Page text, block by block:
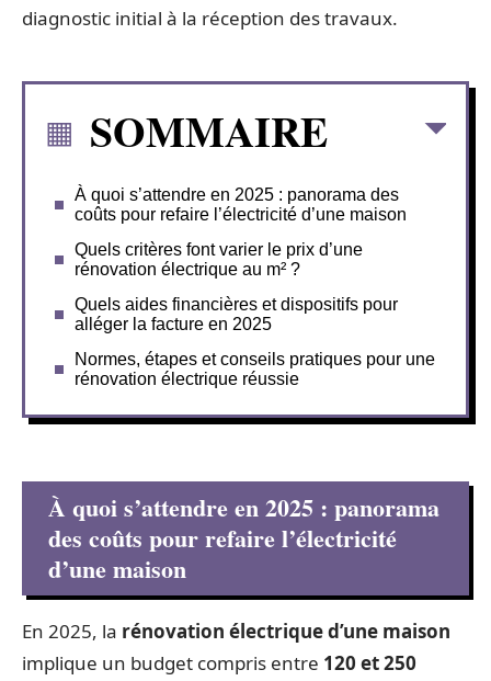
diagnostic initial à la réception des travaux.
SOMMAIRE
À quoi s’attendre en 2025 : panorama des
coûts pour refaire l’électricité d’une maison
Quels critères font varier le prix d’une
rénovation électrique au m² ?
Quels aides financières et dispositifs pour
alléger la facture en 2025
Normes, étapes et conseils pratiques pour une
rénovation électrique réussie
À quoi s’attendre en 2025 : panorama
des coûts pour refaire l’électricité
d’une maison
En 2025, la rénovation électrique d’une maison
implique un budget compris entre 120 et 250